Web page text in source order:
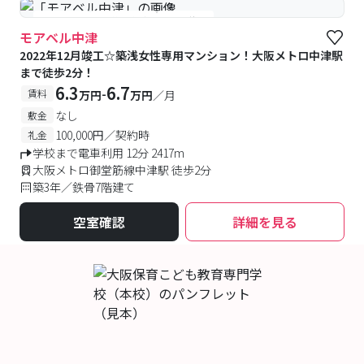
#女性専用 #予約受付中 #空室待ち
モアベル中津
2022年12月竣工☆築浅女性専用マンション！大阪メトロ中津駅
まで徒歩2分！
賃料 6.3万円-6.7万円／月
敷金 なし
礼金
100,000円／契約時
学校まで電車利用 12分 2417m
大阪メトロ御堂筋線中津駅 徒歩2分
築3年／鉄骨7階建て
空室確認 詳細を見る